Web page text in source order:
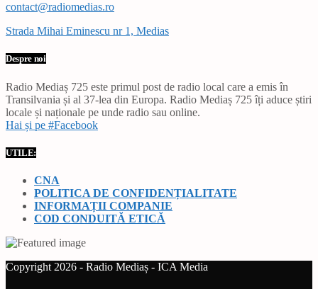
contact@radiomedias.ro
Strada Mihai Eminescu nr 1, Medias
Despre noi
Radio Mediaș 725 este primul post de radio local care a emis în
Transilvania și al 37-lea din Europa. Radio Mediaș 725 îți aduce știri
locale și naționale pe unde radio sau online.
Hai și pe #Facebook
UTILE:
CNA
POLITICA DE CONFIDENȚIALITATE
INFORMAȚII COMPANIE
COD CONDUITĂ ETICĂ
Copyright 2026 - Radio Mediaș - ICA Media